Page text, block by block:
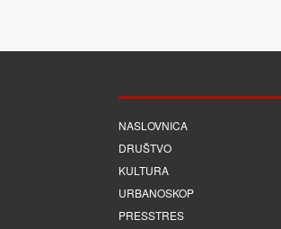
NASLOVNICA
DRUŠTVO
KULTURA
URBANOSKOP
PRESSTRES